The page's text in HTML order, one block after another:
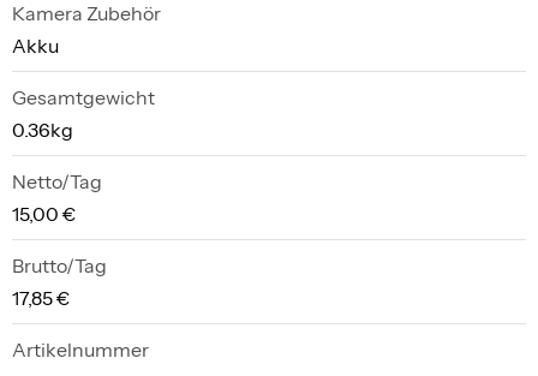
Kamera Zubehör
Akku
Gesamtgewicht
0.36kg
Netto/Tag
15,00 €
Brutto/Tag
17,85 €
Artikelnummer